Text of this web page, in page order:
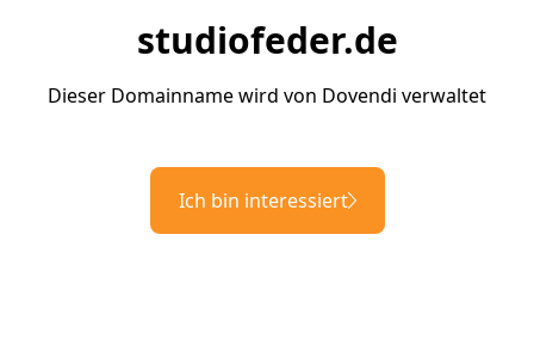
studiofeder.de
Dieser Domainname wird von Dovendi verwaltet
Ich bin interessiert